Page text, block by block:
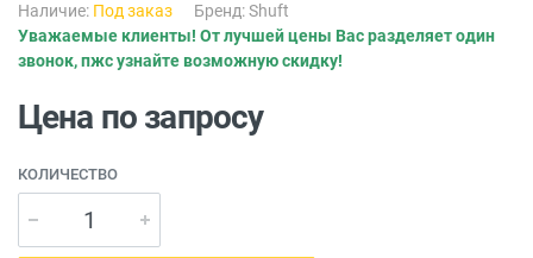
Наличие: Под заказ Бренд:Shuft
Уважаемые клиенты! От лучшей цены Вас разделяет один
звонок, пжс узнайте возможную скидку!
Цена по запросу
КОЛИЧЕСТВО